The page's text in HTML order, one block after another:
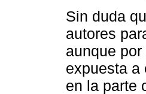
Sin duda
autores
aunque
expuesta a
en la parte